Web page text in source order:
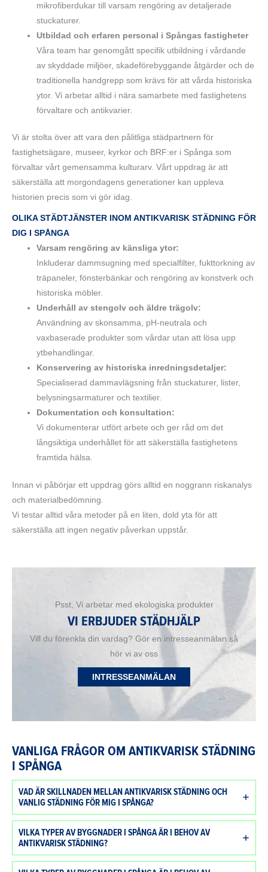
mikrofiberdukar till varsam rengöring av detaljerade
stuckaturer.
Utbildad och erfaren personal i Spångas fastigheter
Våra team har genomgått specifik utbildning i vårdande
av skyddade miljöer, skadeförebyggande åtgärder och de
traditionella handgrepp som krävs för att vårda historiska
ytor. Vi arbetar alltid i nära samarbete med fastighetens
förvaltare och antikvarier.
Vi är stolta över att vara den pålitliga städpartnern för
fastighetsägare, museer, kyrkor och BRF:er i Spånga som
förvaltar vårt gemensamma kulturarv. Vårt uppdrag är att
säkerställa att morgondagens generationer kan uppleva
historien precis som vi gör idag.
OLIKA STÄDTJÄNSTER INOM ANTIKVARISK STÄDNING FÖR
DIG I SPÅNGA
Varsam rengöring av känsliga ytor:
Inkluderar dammsugning med specialfilter, fukttorkning av
träpaneler, fönsterbänkar och rengöring av konstverk och
historiska möbler.
Underhåll av stengolv och äldre trägolv:
Användning av skonsamma, pH-neutrala och
vaxbaserade produkter som vårdar utan att lösa upp
ytbehandlingar.
Konservering av historiska inredningsdetaljer:
Specialiserad dammavlägsning från stuckaturer, lister,
belysningsarmaturer och textilier.
Dokumentation och konsultation:
Vi dokumenterar utfört arbete och ger råd om det
långsiktiga underhållet för att säkerställa fastighetens
framtida hälsa.
Innan vi påbörjar ett uppdrag görs alltid en noggrann riskanalys
och materialbedömning.
Vi testar alltid våra metoder på en liten, dold yta för att
säkerställa att ingen negativ påverkan uppstår.
Psst, Vi arbetar med ekologiska produkter
VI ERBJUDER STÄDHJÄLP
Vill du förenkla din vardag? Gör en intresseanmälan så
hör vi av oss
INTRESSEANMÄLAN
VANLIGA FRÅGOR OM ANTIKVARISK STÄDNING
I SPÅNGA
VAD ÄR SKILLNADEN MELLAN ANTIKVARISK STÄDNING OCH
VANLIG STÄDNING FÖR MIG I SPÅNGA?
VILKA TYPER AV BYGGNADER I SPÅNGA ÄR I BEHOV AV
ANTIKVARISK STÄDNING?